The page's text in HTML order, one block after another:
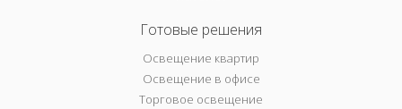
Готовые решения
Освещение квартир
Освещение в офисе
Торговое освещение